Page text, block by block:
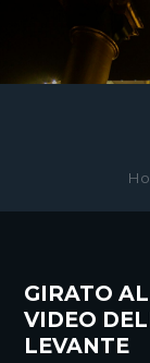
GIRATO
VIDEO
LEVANTE